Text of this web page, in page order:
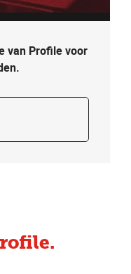
van Profile voor